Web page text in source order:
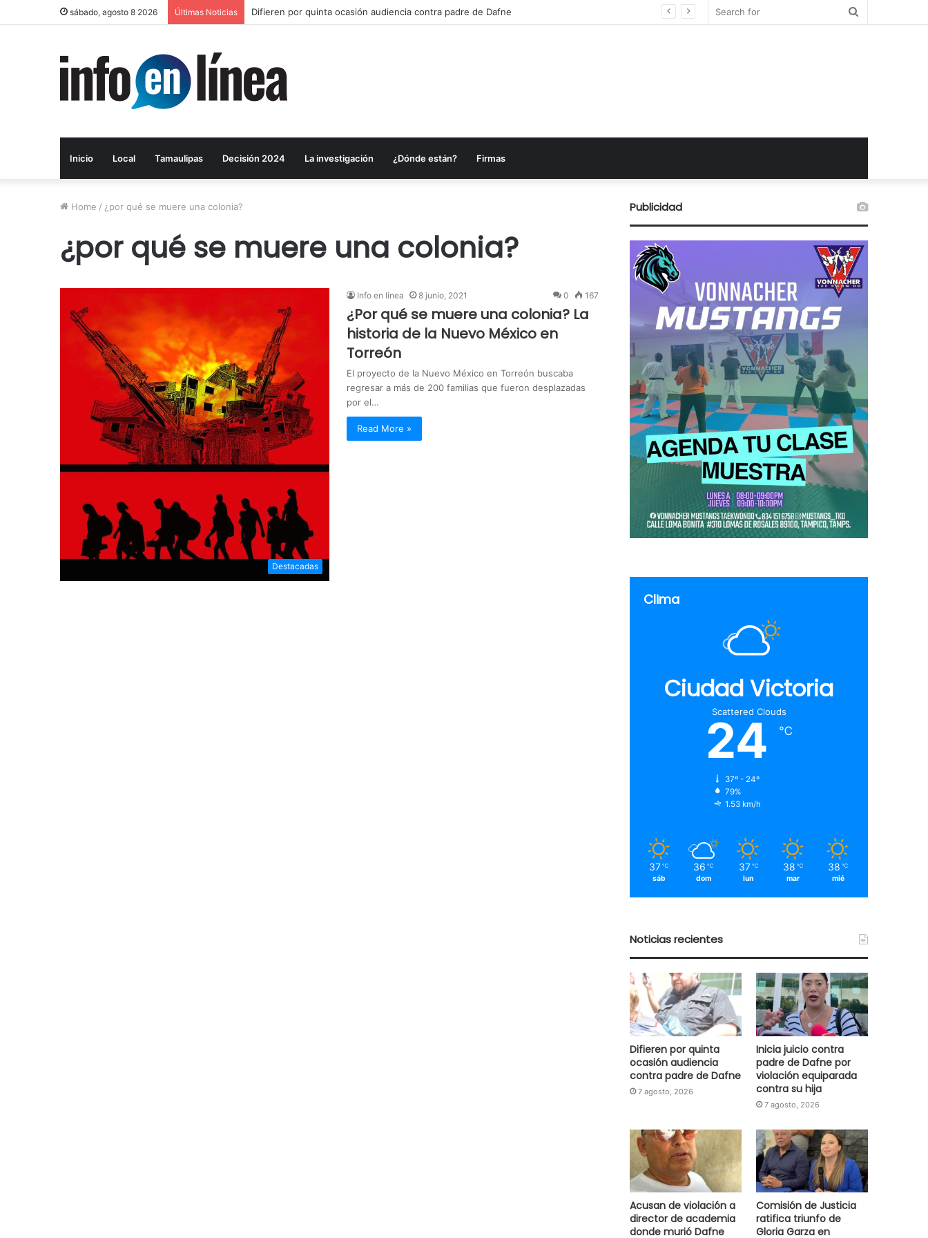
sábado, agosto 8 2026 Últimas Noticias Difieren por quinta ocasión audiencia contra padre de Dafne
Inicio Local Tamaulipas Decisión 2024 La investigación ¿Dónde están? Firmas
Home / ¿por qué se muere una colonia?
¿por qué se muere una colonia?
Destacadas
Info en línea 8 junio, 2021 0 167
¿Por qué se muere una colonia? La
historia de la Nuevo México en
Torreón
El proyecto de la Nuevo México en Torreón buscaba
regresar a más de 200 familias que fueron desplazadas
por el…
Read More »
Publicidad
Clima
Ciudad Victoria
Scattered Clouds
24 ℃
37º - 24º
79%
1.53 km/h
37 ℃
sáb
36 ℃
dom
37 ℃
lun
38 ℃
mar
38 ℃
mié
Noticias recientes
Difieren por quinta
ocasión audiencia
contra padre de Dafne
7 agosto, 2026
Inicia juicio contra
padre de Dafne por
violación equiparada
contra su hija
7 agosto, 2026
Acusan de violación a
director de academia
donde murió Dafne
Comisión de Justicia
ratifica triunfo de
Gloria Garza en